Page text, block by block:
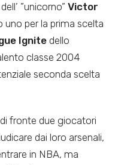
dell’ ”unicorno” Victor
uno per la prima scelta
Ignite dello
classe 2004
seconda scelta
fronte due giocatori
dai loro arsenali,
in NBA, ma